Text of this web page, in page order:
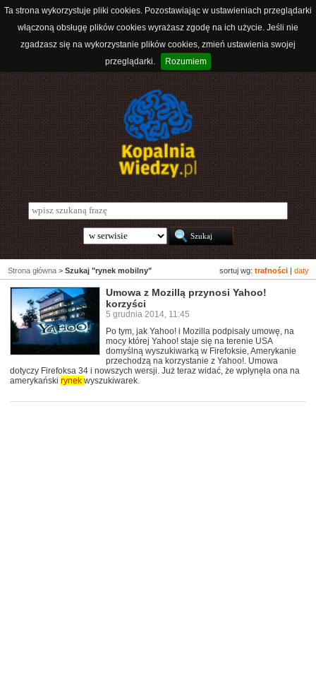
Ta strona wykorzystuje pliki cookies. Pozostawiając w ustawieniach przeglądarki
włączoną obsługę plików cookies wyrażasz zgodę na ich użycie. Jeśli nie
zgadzasz się na wykorzystanie plików cookies, zmień ustawienia swojej
przeglądarki.
Rozumiem
sortuj wg: trafności daty
Strona główna > Szukaj "rynek mobilny"
Umowa z Mozillą przynosi Yahoo!
korzyści
5 grudnia 2014, 11:45
Po tym, jak Yahoo! i Mozilla podpisały umowę, na
mocy której Yahoo! staje się na terenie USA
domyślną wyszukiwarką w Firefoksie, Amerykanie
przechodzą na korzystanie z Yahoo!. Umowa
dotyczy Firefoksa 34 i nowszych wersji. Już teraz widać, że wpłynęła ona na
amerykański rynek wyszukiwarek.